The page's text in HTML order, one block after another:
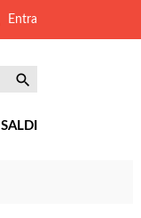
Entra

SALDI